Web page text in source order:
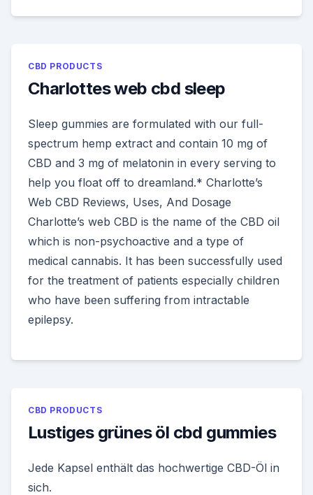
CBD PRODUCTS
Charlottes web cbd sleep
Sleep gummies are formulated with our full-
spectrum hemp extract and contain 10 mg of
CBD and 3 mg of melatonin in every serving to
help you float off to dreamland.* Charlotte’s
Web CBD Reviews, Uses, And Dosage
Charlotte’s web CBD is the name of the CBD oil
which is non-psychoactive and a type of
medical cannabis. It has been successfully used
for the treatment of patients especially children
who have been suffering from intractable
epilepsy.
CBD PRODUCTS
Lustiges grünes öl cbd gummies
Jede Kapsel enthält das hochwertige CBD-Öl in
sich.